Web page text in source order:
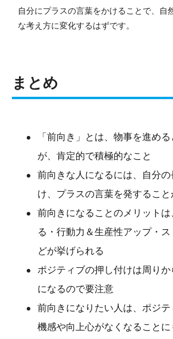
自分にプラスの言葉をかけることで、自
な考え方に変化するはずです。
まとめ
「前向き」とは、物事を進め
が、肯定的で積極的なこと
前向きな人になるには、自分の
け、プラスの言葉を発すること
前向きになることのメリット
る・行動力＆生産性アップ・
どが挙げられる
ポジティブの押し付けは周りか
になるので要注意
前向きになりたい人は、ポジ
機感や向上心がなくなること